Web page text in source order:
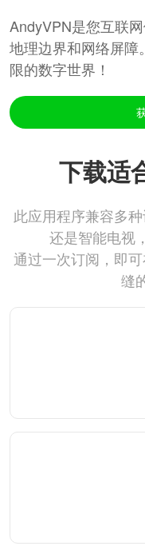
AndyVPN是您互联
地理边界和网络屏障
限的数字世界！
下载适
此应用程序兼容多
还是智能电视
通过一次订阅，即
缝